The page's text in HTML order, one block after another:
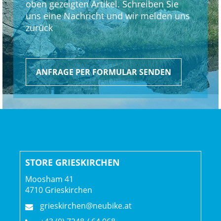
Rahmengröße: XL
Rahmenmaterial: Carbon
Gangschaltung: Shimano Dura-Ace R9250 Di2, max. 34 Z.
an größtem Ritzel
Anzahl Gänge: 1
Hinterradbremse: Shimano CL900, Center Lock
Max. Bremsscheibendu
Vorderradbremse: Shimano CL900, Center Lock
oben gezeigten Artikel. Schreiben Sie
uns eine Nachricht und wir melden uns
zurück
ANFRAGE PER FORMULAR SENDEN
STORE GRIESKIRCHEN
Moosham 41
4710 Grieskirchen
grieskirchen@neubike.at